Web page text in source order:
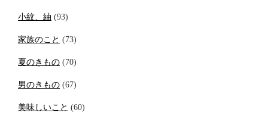
小紋、紬 (93)
家族のこと (73)
夏のきもの (70)
男のきもの (67)
美味しいこと (60)